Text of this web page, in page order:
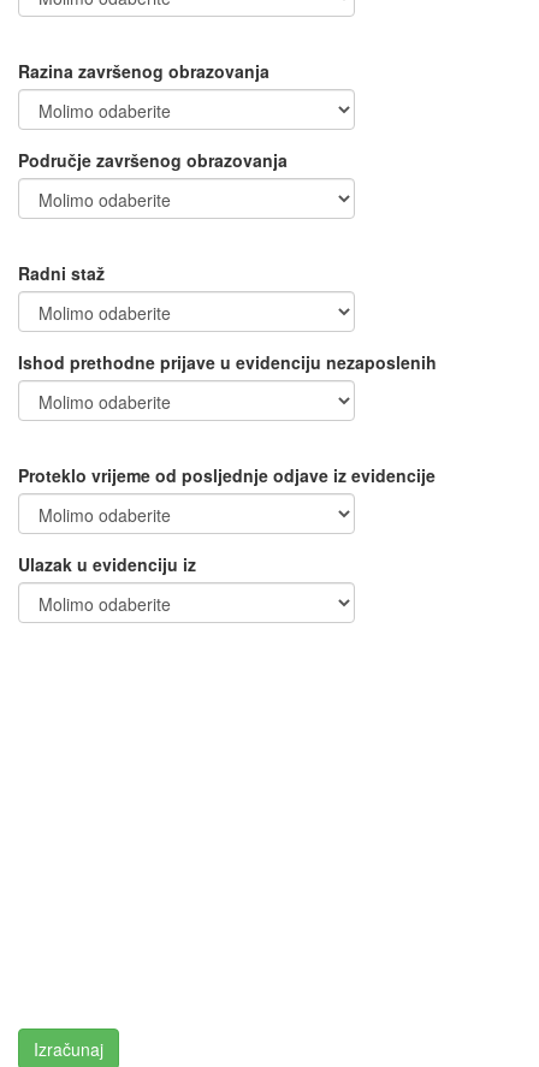
Razina završenog obrazovanja
Područje završenog obrazovanja
Radni staž
Ishod prethodne prijave u evidenciju nezaposlenih
Proteklo vrijeme od posljednje odjave iz evidencije
Ulazak u evidenciju iz